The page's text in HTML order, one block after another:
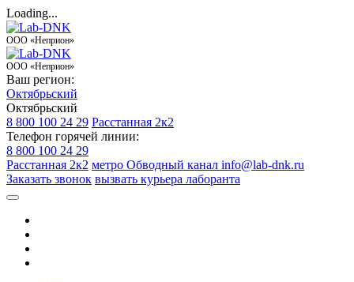
Loading...
ООО «Неприон»
ООО «Неприон»
Ваш регион:
Октябрьский
Октябрьский
8 800 100 24 29 Расстанная 2к2
Телефон горячей линии:
8 800 100 24 29
Расстанная 2к2 метро Обводный канал info@lab-dnk.ru
Заказать звонок вызвать курьера лаборанта